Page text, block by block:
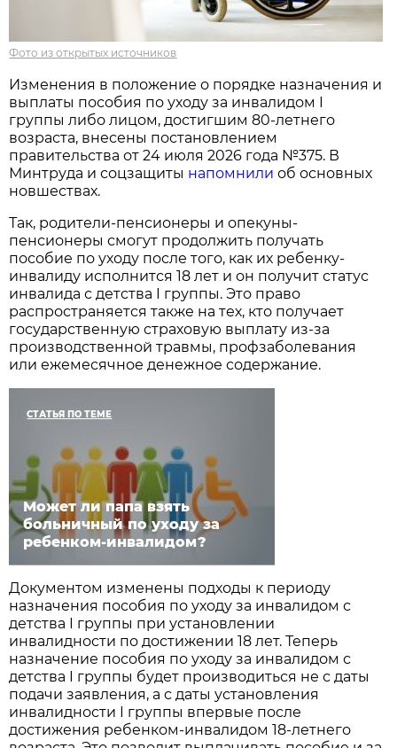
Фото из открытых источников
Изменения в положение о порядке назначения и
выплаты пособия по уходу за инвалидом I
группы либо лицом, достигшим 80-летнего
возраста, внесены постановлением
правительства от 24 июля 2026 года №375. В
Минтруда и соцзащиты напомнили об основных
новшествах.
Так, родители-пенсионеры и опекуны-
пенсионеры смогут продолжить получать
пособие по уходу после того, как их ребенку-
инвалиду исполнится 18 лет и он получит статус
инвалида с детства I группы. Это право
распространяется также на тех, кто получает
государственную страховую выплату из-за
производственной травмы, профзаболевания
или ежемесячное денежное содержание.
СТАТЬЯ ПО ТЕМЕ
Может ли папа взять
больничный по уходу за
ребенком-инвалидом?
Документом изменены подходы к периоду
назначения пособия по уходу за инвалидом с
детства I группы при установлении
инвалидности по достижении 18 лет. Теперь
назначение пособия по уходу за инвалидом с
детства I группы будет производиться не с даты
подачи заявления, а с даты установления
инвалидности I группы впервые после
достижения ребенком-инвалидом 18-летнего